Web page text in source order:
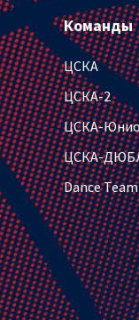
Команды
ЦСКА
ЦСКА-2
ЦСКА-
ЦСКА-
Dance Team